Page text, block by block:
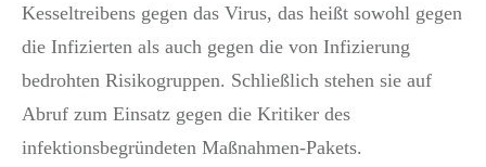
Kesseltreibens gegen das Virus, das heißt sowohl gegen
die Infizierten als auch gegen die von Infizierung
bedrohten Risikogruppen. Schließlich stehen sie auf
Abruf zum Einsatz gegen die Kritiker des
infektionsbegründeten Maßnahmen-Pakets.